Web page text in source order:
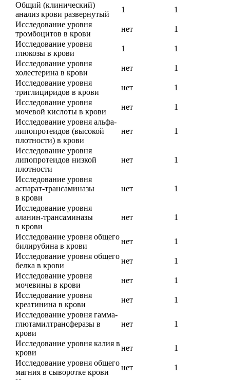
Общий (клинический)
анализ крови развернутый
1
1
Исследование уровня
тромбоцитов в крови
нет
1
Исследование уровня
глюкозы в крови
1
1
Исследование уровня
холестерина в крови
нет
1
Исследование уровня
триглициридов в крови
нет
1
Исследование уровня
мочевой кислоты в крови
нет
1
Исследование уровня альфа-
липопротеидов (высокой
плотности) в крови
нет 1
Исследование уровня
липопротеидов низкой
плотности
нет 1
Исследование уровня
аспарат-трансаминазы
в крови
нет 1
Исследование уровня
аланин-трансаминазы
в крови
нет 1
Исследование уровня общего
билирубина в крови
нет
1
Исследование уровня общего
белка в крови
нет
1
Исследование уровня
мочевины в крови
нет
1
Исследование уровня
креатинина в крови
нет
1
Исследование уровня гамма-
глютамилтрансферазы в
крови
нет 1
Исследование уровня калия в
крови
нет
1
Исследование уровня общего
магния в сыворотке крови
нет
1